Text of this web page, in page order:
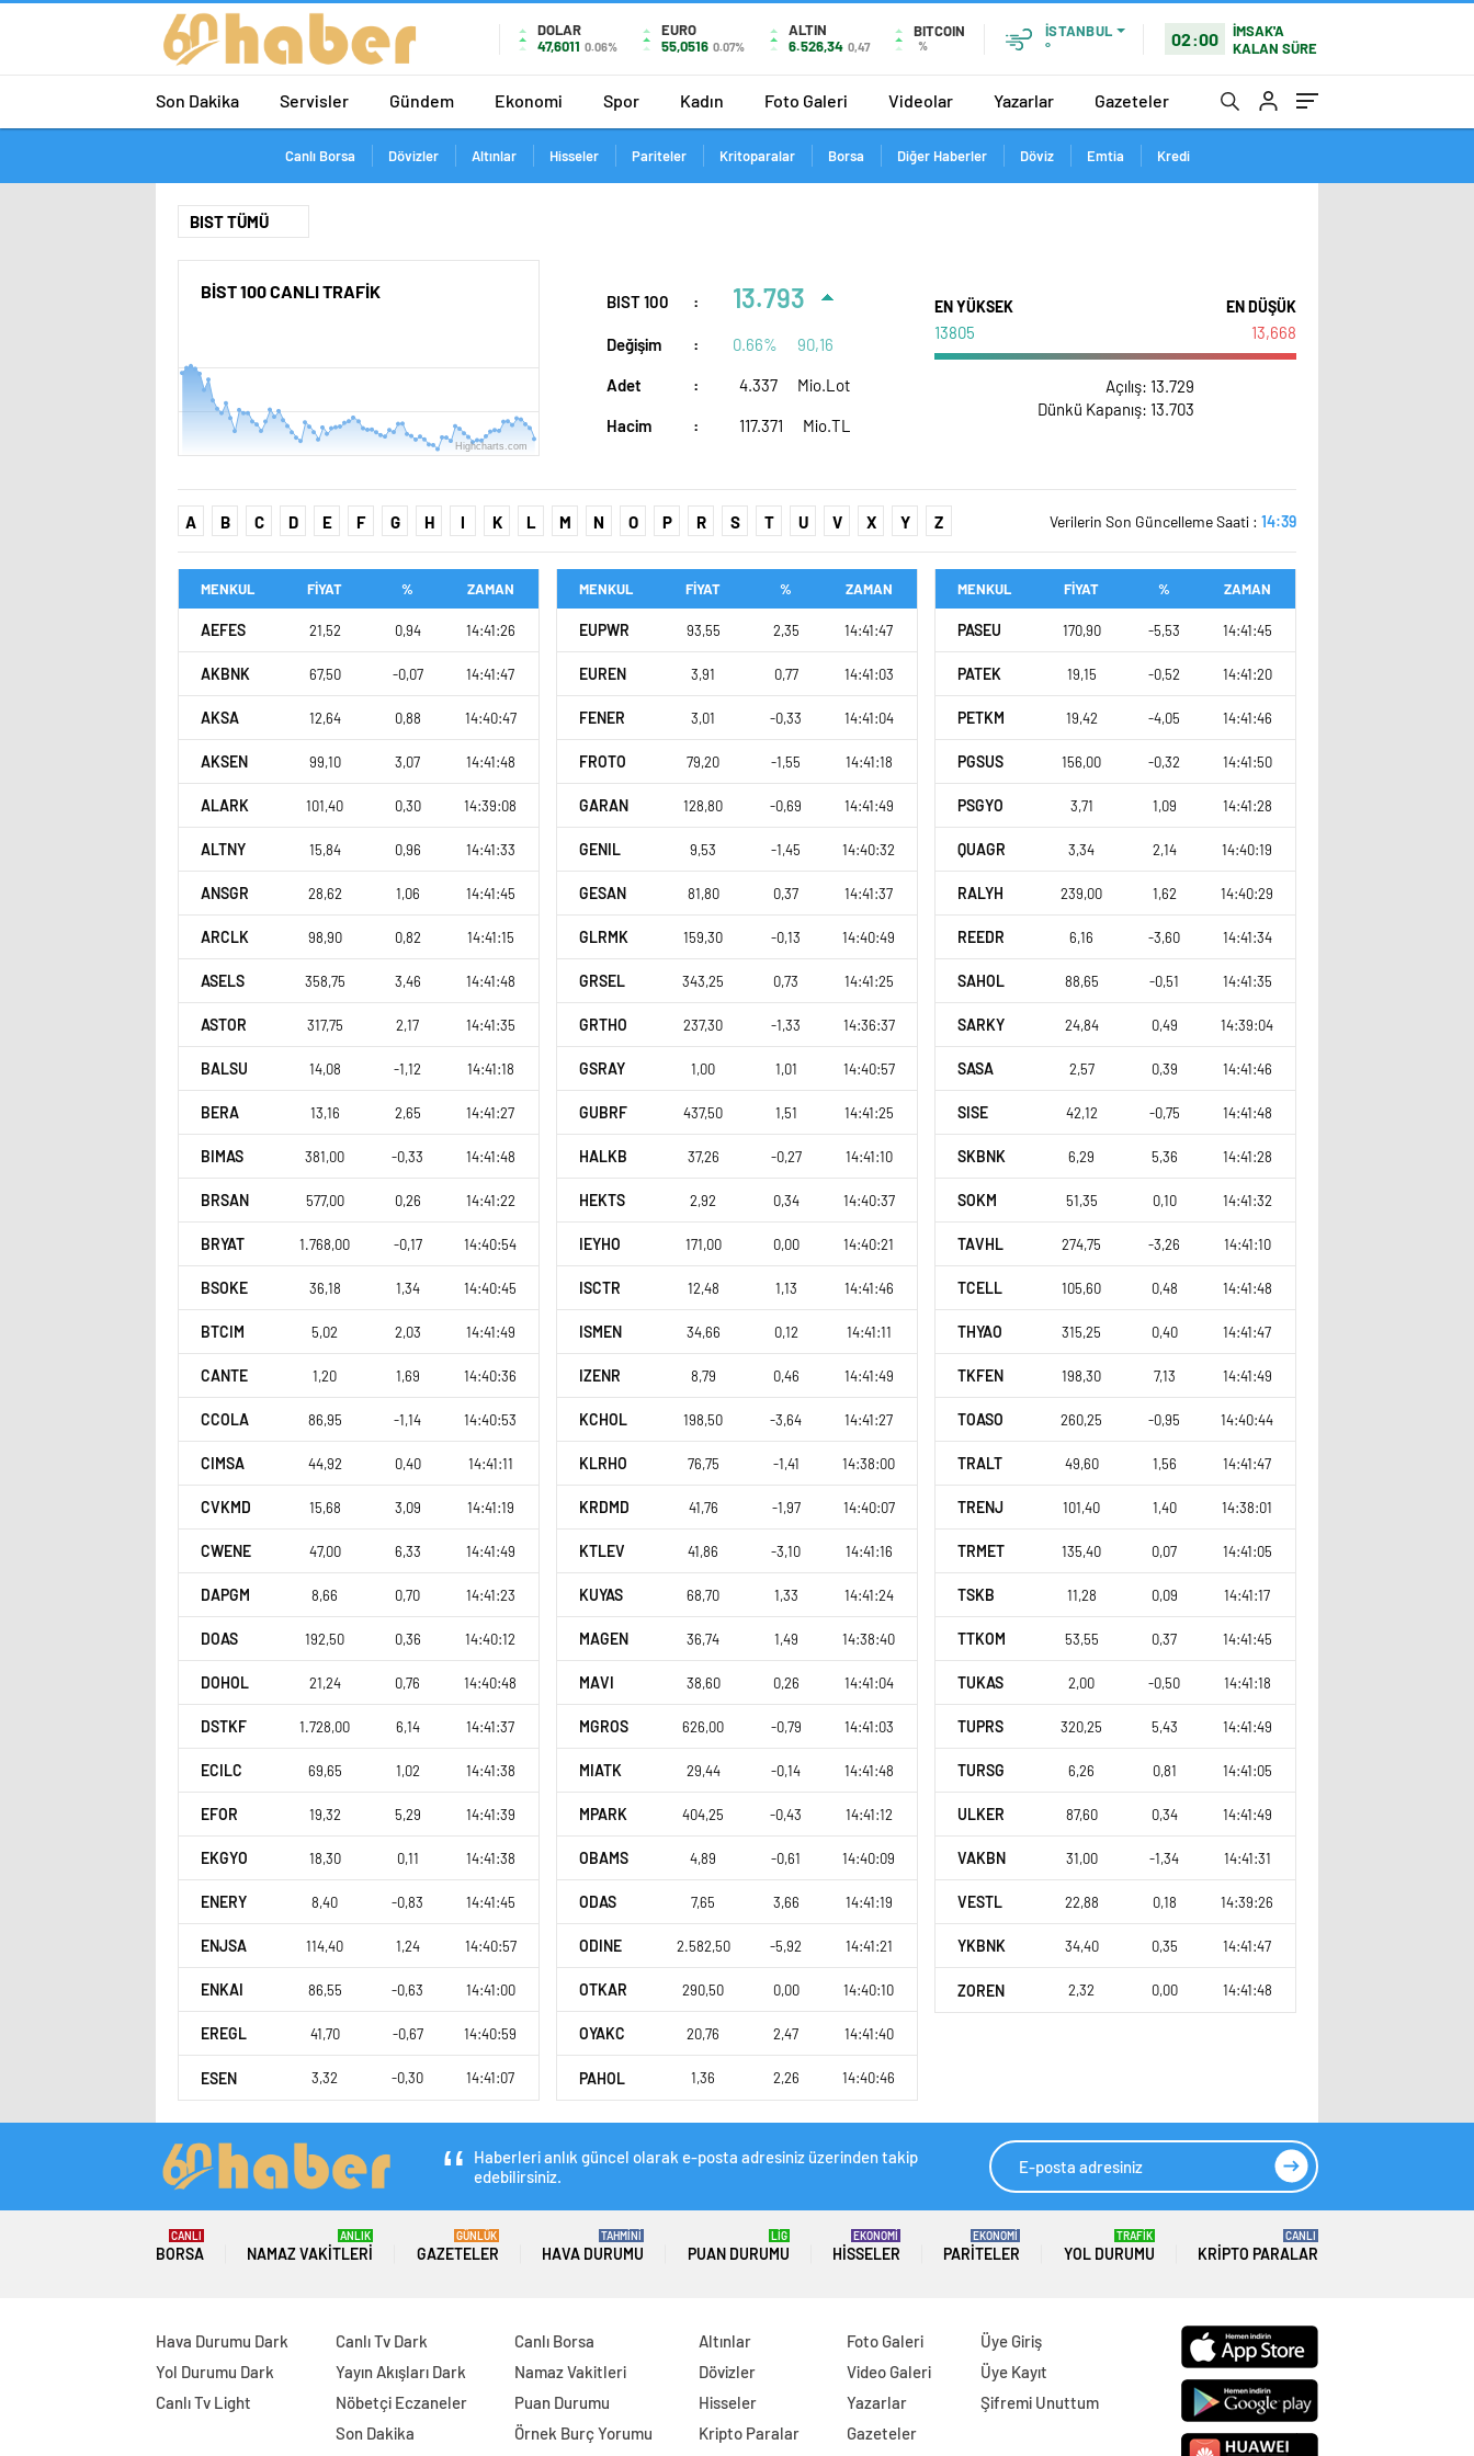
DOLAR
47,6011 0.06%
EURO
55,0516 0.07%
ALTIN
6.526,34 0,47
BITCOIN
%
İSTANBUL
°
02:00
İMSAK'A
KALAN SÜRE
Son Dakika Servisler Gündem Ekonomi Spor Kadın Foto Galeri Videolar Yazarlar Gazeteler
Canlı Borsa Dövizler Altınlar Hisseler Pariteler Kritoparalar Borsa Diğer Haberler Döviz Emtia Kredi
BİST 100 CANLI TRAFİK
Highcharts.com
BIST 100 : 13.793
Değişim : 0.66% 90,16
Adet : 4.337 Mio.Lot
Hacim : 117.371 Mio.TL
EN YÜKSEK
13805
EN DÜŞÜK
13,668
Açılış: 13.729
Dünkü Kapanış: 13.703
A B C D E F G H I K L M N O P R S T U V X Y Z Verilerin Son Güncelleme Saati : 14:39
MENKUL FİYAT % ZAMAN
AEFES 21,52 0,94 14:41:26
AKBNK 67,50 -0,07 14:41:47
AKSA 12,64 0,88 14:40:47
AKSEN 99,10 3,07 14:41:48
ALARK 101,40 0,30 14:39:08
ALTNY 15,84 0,96 14:41:33
ANSGR 28,62 1,06 14:41:45
ARCLK 98,90 0,82 14:41:15
ASELS 358,75 3,46 14:41:48
ASTOR 317,75 2,17 14:41:35
BALSU 14,08 -1,12 14:41:18
BERA 13,16 2,65 14:41:27
BIMAS 381,00 -0,33 14:41:48
BRSAN 577,00 0,26 14:41:22
BRYAT 1.768,00 -0,17 14:40:54
BSOKE 36,18 1,34 14:40:45
BTCIM 5,02 2,03 14:41:49
CANTE 1,20 1,69 14:40:36
CCOLA 86,95 -1,14 14:40:53
CIMSA 44,92 0,40 14:41:11
CVKMD 15,68 3,09 14:41:19
CWENE 47,00 6,33 14:41:49
DAPGM 8,66 0,70 14:41:23
DOAS 192,50 0,36 14:40:12
DOHOL 21,24 0,76 14:40:48
DSTKF 1.728,00 6,14 14:41:37
ECILC 69,65 1,02 14:41:38
EFOR 19,32 5,29 14:41:39
EKGYO 18,30 0,11 14:41:38
ENERY 8,40 -0,83 14:41:45
ENJSA 114,40 1,24 14:40:57
ENKAI 86,55 -0,63 14:41:00
EREGL 41,70 -0,67 14:40:59
ESEN 3,32 -0,30 14:41:07
MENKUL FİYAT % ZAMAN
EUPWR 93,55 2,35 14:41:47
EUREN 3,91 0,77 14:41:03
FENER 3,01 -0,33 14:41:04
FROTO 79,20 -1,55 14:41:18
GARAN 128,80 -0,69 14:41:49
GENIL 9,53 -1,45 14:40:32
GESAN 81,80 0,37 14:41:37
GLRMK 159,30 -0,13 14:40:49
GRSEL 343,25 0,73 14:41:25
GRTHO 237,30 -1,33 14:36:37
GSRAY 1,00 1,01 14:40:57
GUBRF 437,50 1,51 14:41:25
HALKB 37,26 -0,27 14:41:10
HEKTS 2,92 0,34 14:40:37
IEYHO 171,00 0,00 14:40:21
ISCTR 12,48 1,13 14:41:46
ISMEN 34,66 0,12 14:41:11
IZENR 8,79 0,46 14:41:49
KCHOL 198,50 -3,64 14:41:27
KLRHO 76,75 -1,41 14:38:00
KRDMD 41,76 -1,97 14:40:07
KTLEV 41,86 -3,10 14:41:16
KUYAS 68,70 1,33 14:41:24
MAGEN 36,74 1,49 14:38:40
MAVI 38,60 0,26 14:41:04
MGROS 626,00 -0,79 14:41:03
MIATK 29,44 -0,14 14:41:48
MPARK 404,25 -0,43 14:41:12
OBAMS 4,89 -0,61 14:40:09
ODAS 7,65 3,66 14:41:19
ODINE 2.582,50 -5,92 14:41:21
OTKAR 290,50 0,00 14:40:10
OYAKC 20,76 2,47 14:41:40
PAHOL 1,36 2,26 14:40:46
MENKUL FİYAT % ZAMAN
PASEU 170,90 -5,53 14:41:45
PATEK 19,15 -0,52 14:41:20
PETKM 19,42 -4,05 14:41:46
PGSUS 156,00 -0,32 14:41:50
PSGYO 3,71 1,09 14:41:28
QUAGR 3,34 2,14 14:40:19
RALYH 239,00 1,62 14:40:29
REEDR 6,16 -3,60 14:41:34
SAHOL 88,65 -0,51 14:41:35
SARKY 24,84 0,49 14:39:04
SASA 2,57 0,39 14:41:46
SISE 42,12 -0,75 14:41:48
SKBNK 6,29 5,36 14:41:28
SOKM 51,35 0,10 14:41:32
TAVHL 274,75 -3,26 14:41:10
TCELL 105,60 0,48 14:41:48
THYAO 315,25 0,40 14:41:47
TKFEN 198,30 7,13 14:41:49
TOASO 260,25 -0,95 14:40:44
TRALT 49,60 1,56 14:41:47
TRENJ 101,40 1,40 14:38:01
TRMET 135,40 0,07 14:41:05
TSKB 11,28 0,09 14:41:17
TTKOM 53,55 0,37 14:41:45
TUKAS 2,00 -0,50 14:41:18
TUPRS 320,25 5,43 14:41:49
TURSG 6,26 0,81 14:41:05
ULKER 87,60 0,34 14:41:49
VAKBN 31,00 -1,34 14:41:31
VESTL 22,88 0,18 14:39:26
YKBNK 34,40 0,35 14:41:47
ZOREN 2,32 0,00 14:41:48
Haberleri anlık güncel olarak e-posta adresiniz üzerinden takip
edebilirsiniz.
BORSA
CANLI
NAMAZ VAKITLERI
ANLIK
GAZETELER
GÜNLÜK
HAVA DURUMU
TAHMİNİ
PUAN DURUMU
LİG
HISSELER
EKONOMİ
PARITELER
EKONOMİ
YOL DURUMU
TRAFİK
KRIPTO PARALAR
CANLI
Hava Durumu Dark
Yol Durumu Dark
Canlı Tv Light
Canlı Tv Dark
Yayın Akışları Dark
Nöbetçi Eczaneler
Son Dakika
Canlı Borsa
Namaz Vakitleri
Puan Durumu
Örnek Burç Yorumu
Altınlar
Dövizler
Hisseler
Kripto Paralar
Foto Galeri
Video Galeri
Yazarlar
Gazeteler
Üye Giriş
Üye Kayıt
Şifremi Unuttum